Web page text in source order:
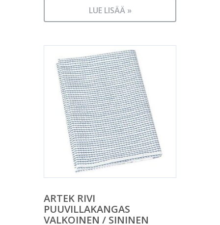
LUE LISÄÄ »
ARTEK RIVI
PUUVILLAKANGAS
VALKOINEN / SININEN